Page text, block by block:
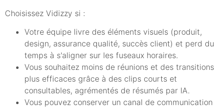
Choisissez Vidizzy si :
Votre équipe livre des éléments visuels (produit,
design, assurance qualité, succès client) et perd du
temps à s'aligner sur les fuseaux horaires.
Vous souhaitez moins de réunions et des transitions
plus efficaces grâce à des clips courts et
consultables, agrémentés de résumés par IA.
Vous pouvez conserver un canal de communication